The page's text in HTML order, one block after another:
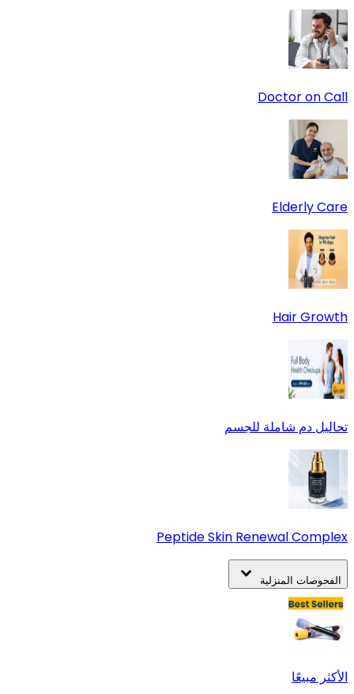
Doctor on Call
Elderly Care
Hair Growth
تحاليل دم شاملة للجسم
Peptide Skin Renewal Complex
الفحوصات المنزلية
الأكثر مبيعًا